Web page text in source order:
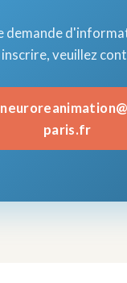
demande
veuillez
paris.fr